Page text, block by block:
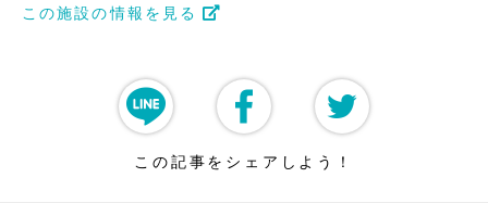
この施設の情報を見る
この記事をシェアしよう！